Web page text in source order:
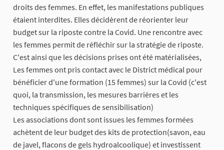
droits des femmes. En effet, les manifestations publiques
étaient interdites. Elles décidèrent de réorienter leur
budget sur la riposte contre la Covid. Une rencontre avec
les femmes permit de réfléchir sur la stratégie de riposte.
C'est ainsi que les décisions prises ont été matérialisées,
Les femmes ont pris contact avec le District médical pour
bénéficier d'une formation (15 femmes) sur la Covid (c'est
quoi, la transmission, les mesures barrières et les
techniques spécifiques de sensibilisation)
Les associations dont sont issues les femmes formées
achètent de leur budget des kits de protection(savon, eau
de javel, flacons de gels hydroalcoolique) et investissent